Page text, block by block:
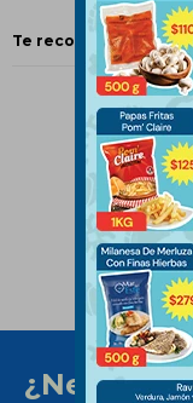
Te recomendamos